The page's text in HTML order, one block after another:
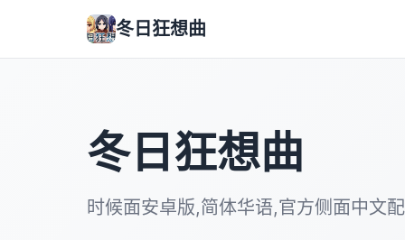
冬日狂想曲
冬日狂想曲
时候面安卓版,简体华语,官方侧面中文